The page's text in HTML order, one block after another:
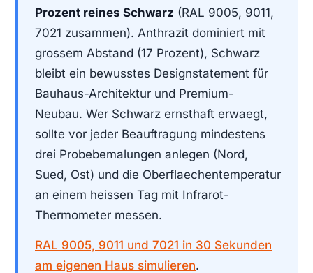
Prozent reines Schwarz (RAL 9005, 9011,
7021 zusammen). Anthrazit dominiert mit
grossem Abstand (17 Prozent), Schwarz
bleibt ein bewusstes Designstatement für
Bauhaus-Architektur und Premium-
Neubau. Wer Schwarz ernsthaft erwaegt,
sollte vor jeder Beauftragung mindestens
drei Probebemalungen anlegen (Nord,
Sued, Ost) und die Oberflaechentemperatur
an einem heissen Tag mit Infrarot-
Thermometer messen.
RAL 9005, 9011 und 7021 in 30 Sekunden
am eigenen Haus simulieren.